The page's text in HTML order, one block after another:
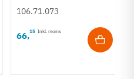
struktur - Bronzefarve
106.71.073
66,15 Inkl. moms